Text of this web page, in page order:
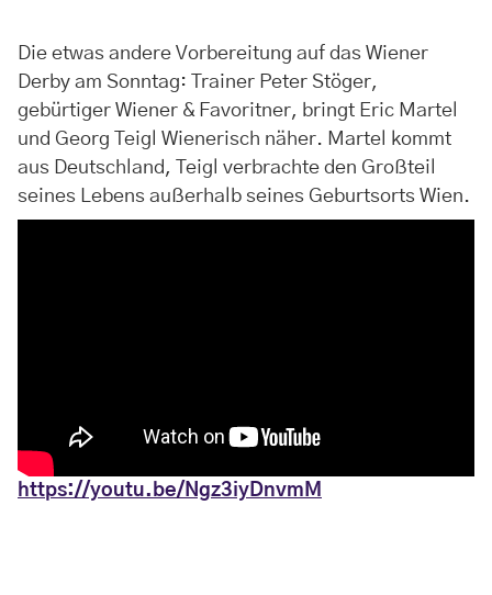
Die etwas andere Vorbereitung auf das Wiener
Derby am Sonntag: Trainer Peter Stöger,
gebürtiger Wiener & Favoritner, bringt Eric Martel
und Georg Teigl Wienerisch näher. Martel kommt
aus Deutschland, Teigl verbrachte den Großteil
seines Lebens außerhalb seines Geburtsorts Wien.
https://youtu.be/Ngz3iyDnvmM